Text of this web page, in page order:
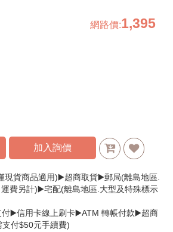
網路價:1,395
加入詢價
現貨商品適用)▶️超商取貨▶️郵局(離島地區.
費另計)▶️宅配(離島地區.大型及特殊標示
▶️信用卡線上刷卡▶️ATM 轉帳付款▶️超商
付$50元手續費)